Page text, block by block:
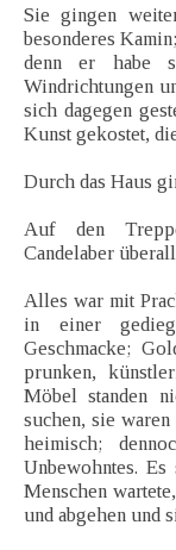
Sie gingen
besonderes
denn er habe
Windrichtungen
sich dagegen
Kunst gekostet,
Durch das Haus
Auf den
Candelaber
Alles war mit
in einer
Geschmacke;
prunken,
Möbel standen
suchen, sie
heimisch;
Unbewohntes.
Menschen
und abgehen und